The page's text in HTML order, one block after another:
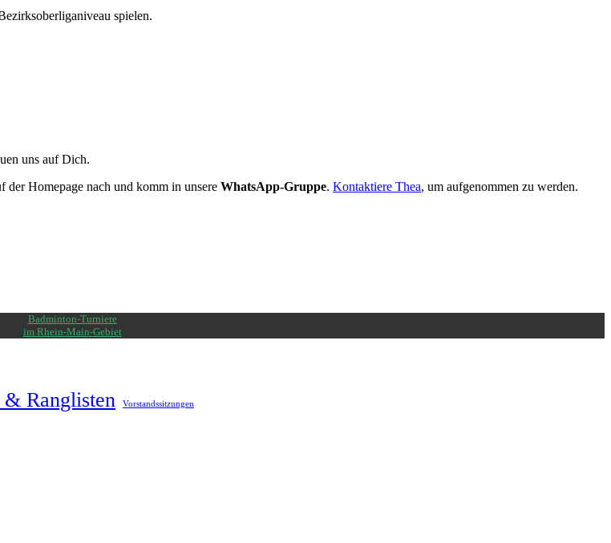
spielen.
uns auf Dich.
Homepage nach und komm in unsere WhatsApp-Gruppe. Kontaktiere Thea, um aufgenommen zu werden.
Badminton-Turniere
im Rhein-Main-Gebiet
Ranglisten Vorstandssitzungen